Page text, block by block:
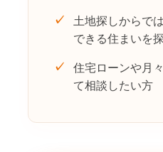
✓ 土地探しからで
できる住まいを
✓ 住宅ローンや月
て相談したい方